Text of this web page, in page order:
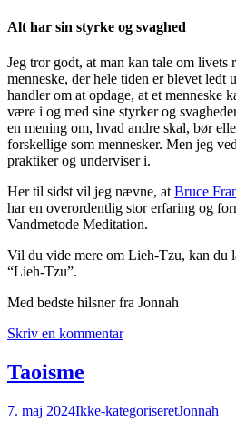
Alt har sin styrke og svaghed
Jeg tror godt, at man kan tale om livets
menneske, der hele tiden er blevet ledt
handler om at opdage, at et menneske
være i og med sine styrker og
en mening om, hvad andre skal, bør
forskellige som mennesker. Men jeg
praktiker og underviser i.
Her til sidst vil jeg nævne, at Bruce
har en overordentlig stor erfaring og
Vandmetode Meditation.
Vil du vide mere om Lieh-Tzu, kan du
“Lieh-Tzu”.
Med bedste hilsner fra Jonnah
Skriv en kommentar
Taoisme
7. maj 2024Ikke-kategoriseretJonnah